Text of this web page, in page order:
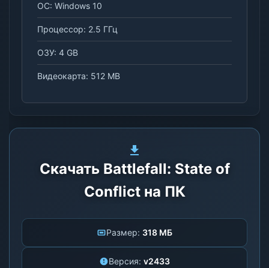
ОС: Windows 10
Процессор: 2.5 ГГц
ОЗУ: 4 GB
Видеокарта: 512 MB
Скачать Battlefall: State of
Conflict на ПК
Размер: 318 МБ
Версия: v2433